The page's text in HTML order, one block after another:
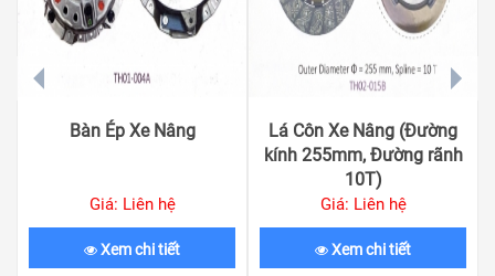
Bàn Ép Xe Nâng
Giá: Liên hệ
Xem chi tiết
Lá Côn Xe Nâng (Đường
kính 255mm, Đường rãnh
10T)
Giá: Liên hệ
Xem chi tiết
prev next